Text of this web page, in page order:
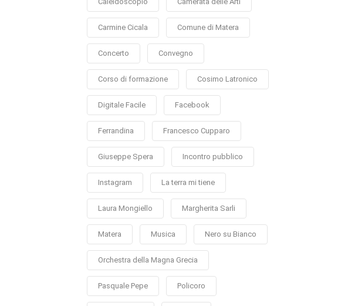
Carmine Cicala Comune di Matera
Concerto Convegno
Corso di formazione Cosimo Latronico
Digitale Facile Facebook
Ferrandina Francesco Cupparo
Giuseppe Spera Incontro pubblico
Instagram La terra mi tiene
Laura Mongiello Margherita Sarli
Matera Musica Nero su Bianco
Orchestra della Magna Grecia
Pasquale Pepe Policoro